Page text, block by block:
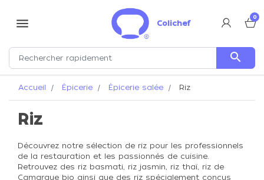
menu Colichef
0
search
Accueil Épicerie Épicerie salée Riz
Riz
Découvrez notre sélection de riz pour les professionnels
de la restauration et les passionnés de cuisine.
Retrouvez des riz basmati, riz jasmin, riz thaï, riz de
Camargue bio ainsi que des riz spécialement conçus